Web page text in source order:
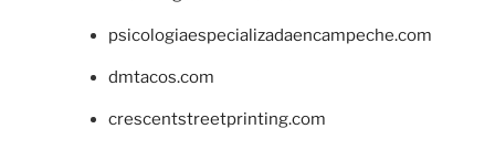
psicologiaespecializadaencampeche.com
dmtacos.com
crescentstreetprinting.com